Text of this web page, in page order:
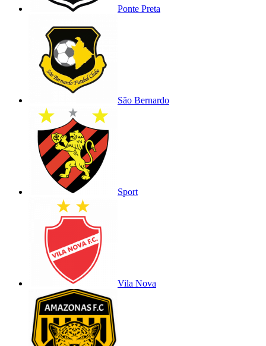
Ponte Preta
São Bernardo
Sport
Vila Nova